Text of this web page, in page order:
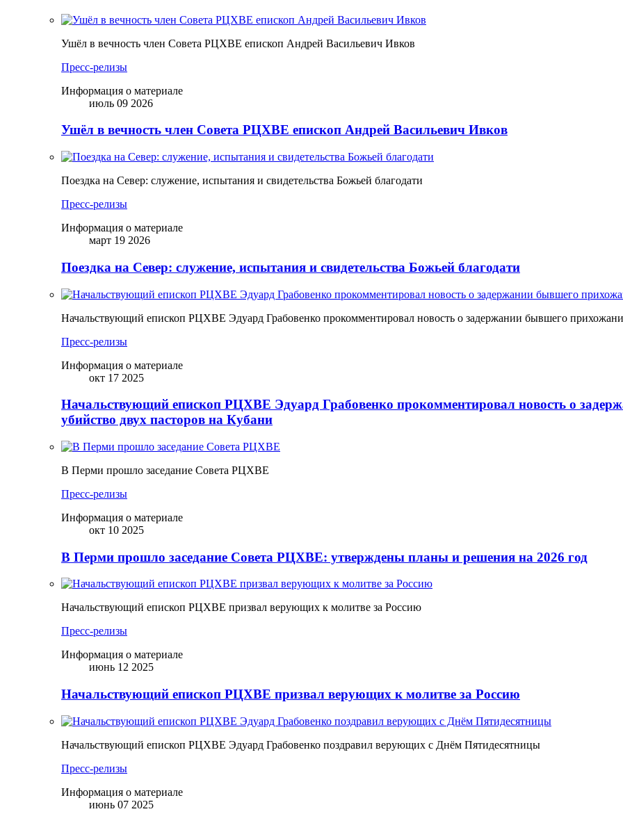
Ушёл в вечность член Совета РЦХВЕ епископ Андрей Васильевич Ивков
Пресс-релизы
Информация о материале
июль 09 2026
Ушёл в вечность член Совета РЦХВЕ епископ Андрей Васильевич Ивков
Поездка на Север: служение, испытания и свидетельства Божьей благодати
Пресс-релизы
Информация о материале
март 19 2026
Поездка на Север: служение, испытания и свидетельства Божьей благодати
Начальствующий епископ РЦХВЕ Эдуард Грабовенко прокомментировал новость о задержании бывшего
Пресс-релизы
Информация о материале
окт 17 2025
Начальствующий епископ РЦХВЕ Эдуард Грабовенко прокомментировал новость о
убийство двух пасторов на Кубани
В Перми прошло заседание Совета РЦХВЕ
Пресс-релизы
Информация о материале
окт 10 2025
В Перми прошло заседание Совета РЦХВЕ: утверждены планы и решения на 2026 год
Начальствующий епископ РЦХВЕ призвал верующих к молитве за Россию
Пресс-релизы
Информация о материале
июнь 12 2025
Начальствующий епископ РЦХВЕ призвал верующих к молитве за Россию
Начальствующий епископ РЦХВЕ Эдуард Грабовенко поздравил верующих с Днём Пятидесятницы
Пресс-релизы
Информация о материале
июнь 07 2025